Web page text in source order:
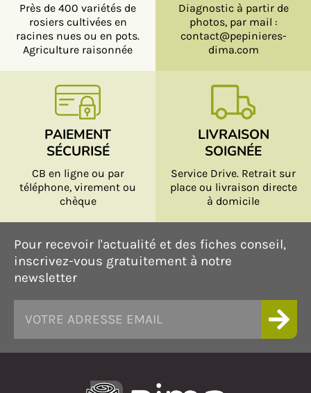
Près de 400 variétés de
rosiers cultivées en
racines nues ou en pots.
Agriculture raisonnée
Diagnostic à partir de
photos, par mail :
contact@pepinieres-
dima.com
PAIEMENT
SÉCURISÉ
CB en ligne ou par
téléphone, virement ou
chèque
LIVRAISON
SOIGNÉE
Service Drive. Retrait sur
place ou livraison directe
à domicile
Pour recevoir l'actualité et des fiches conseil,
inscrivez-vous gratuitement à notre
newsletter